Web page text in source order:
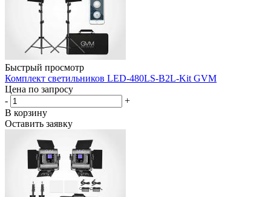
Быстрый просмотр
Комплект светильников LED-480LS-B2L-Kit GVM
Цена по запросу
-
+
В корзину
Оставить заявку